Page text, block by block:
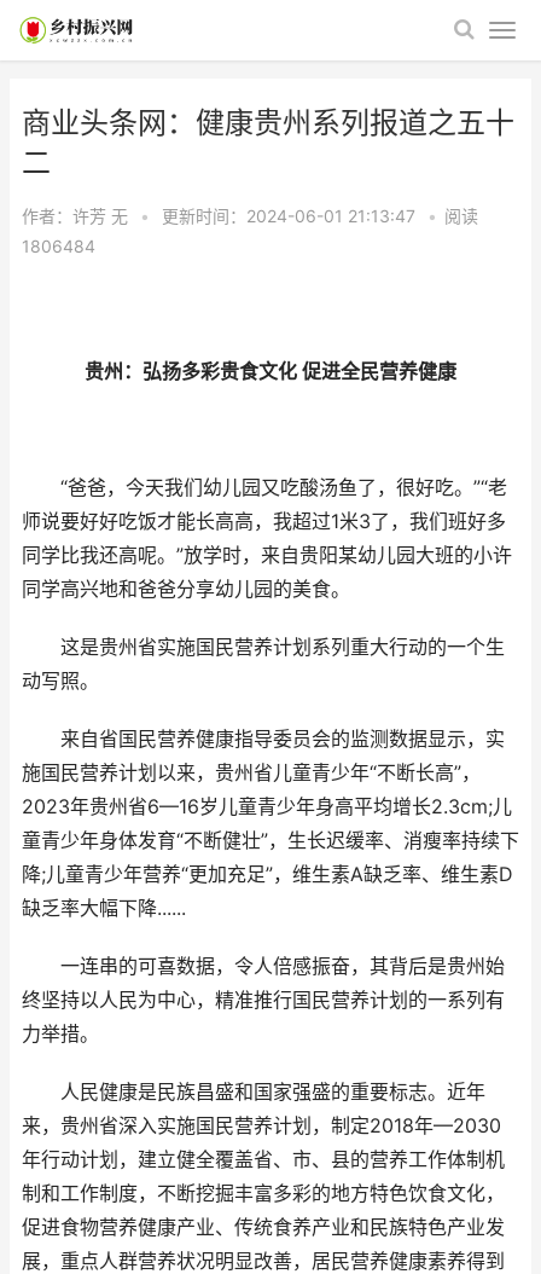
商业头条网：健康贵州系列报道之五十
二
作者：许芳 无 • 更新时间：2024-06-01 21:13:47 • 阅读
1806484
贵州：弘扬多彩贵食文化 促进全民营养健康
“爸爸，今天我们幼儿园又吃酸汤鱼了，很好吃。”“老
师说要好好吃饭才能长高高，我超过1米3了，我们班好多
同学比我还高呢。”放学时，来自贵阳某幼儿园大班的小许
同学高兴地和爸爸分享幼儿园的美食。
这是贵州省实施国民营养计划系列重大行动的一个生
动写照。
来自省国民营养健康指导委员会的监测数据显示，实
施国民营养计划以来，贵州省儿童青少年“不断长高”，
2023年贵州省6—16岁儿童青少年身高平均增长2.3cm;儿
童青少年身体发育“不断健壮”，生长迟缓率、消瘦率持续下
降;儿童青少年营养“更加充足”，维生素A缺乏率、维生素D
缺乏率大幅下降......
一连串的可喜数据，令人倍感振奋，其背后是贵州始
终坚持以人民为中心，精准推行国民营养计划的一系列有
力举措。
人民健康是民族昌盛和国家强盛的重要标志。近年
来，贵州省深入实施国民营养计划，制定2018年—2030
年行动计划，建立健全覆盖省、市、县的营养工作体制机
制和工作制度，不断挖掘丰富多彩的地方特色饮食文化，
促进食物营养健康产业、传统食养产业和民族特色产业发
展，重点人群营养状况明显改善，居民营养健康素养得到